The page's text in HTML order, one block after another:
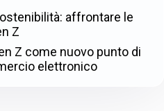
affrontare le
Z
Z come nuovo punto di
elettronico